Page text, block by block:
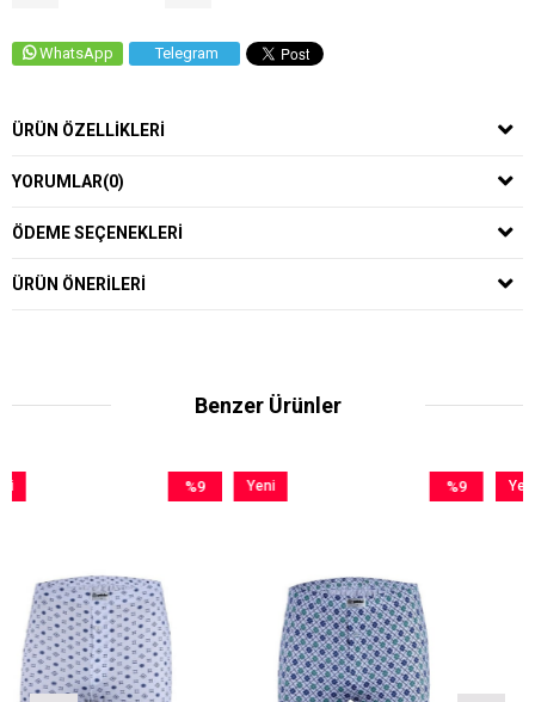
WhatsApp Telegram
ÜRÜN ÖZELLIKLERI
YORUMLAR(0)
ÖDEME SEÇENEKLERI
ÜRÜN ÖNERILERI
Benzer Ürünler
Yeni
Yeni